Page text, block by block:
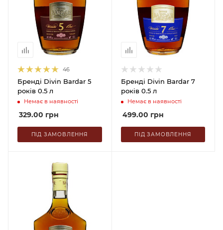
46
Бренді Divin Bardar 5
років 0.5 л
Немає в наявності
329.00 грн
ПІД ЗАМОВЛЕННЯ
Бренді Divin Bardar 7
років 0.5 л
Немає в наявності
499.00 грн
ПІД ЗАМОВЛЕННЯ